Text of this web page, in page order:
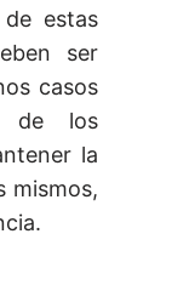
estas
ser
casos
de los
la
mismos,